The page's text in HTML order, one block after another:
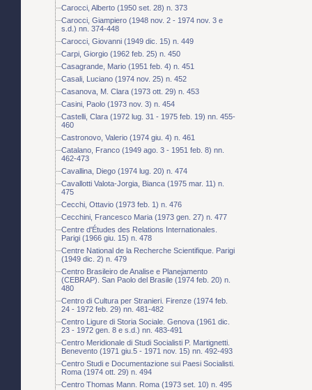
Carocci, Alberto (1950 set. 28) n. 373
Carocci, Giampiero (1948 nov. 2 - 1974 nov. 3 e
s.d.) nn. 374-448
Carocci, Giovanni (1949 dic. 15) n. 449
Carpi, Giorgio (1962 feb. 25) n. 450
Casagrande, Mario (1951 feb. 4) n. 451
Casali, Luciano (1974 nov. 25) n. 452
Casanova, M. Clara (1973 ott. 29) n. 453
Casini, Paolo (1973 nov. 3) n. 454
Castelli, Clara (1972 lug. 31 - 1975 feb. 19) nn. 455-
460
Castronovo, Valerio (1974 giu. 4) n. 461
Catalano, Franco (1949 ago. 3 - 1951 feb. 8) nn.
462-473
Cavallina, Diego (1974 lug. 20) n. 474
Cavallotti Valota-Jorgia, Bianca (1975 mar. 11) n.
475
Cecchi, Ottavio (1973 feb. 1) n. 476
Cecchini, Francesco Maria (1973 gen. 27) n. 477
Centre d'Études des Relations Internationales.
Parigi (1966 giu. 15) n. 478
Centre National de la Recherche Scientifique. Parigi
(1949 dic. 2) n. 479
Centro Brasileiro de Analise e Planejamento
(CEBRAP). San Paolo del Brasile (1974 feb. 20) n.
480
Centro di Cultura per Stranieri. Firenze (1974 feb.
24 - 1972 feb. 29) nn. 481-482
Centro Ligure di Storia Sociale. Genova (1961 dic.
23 - 1972 gen. 8 e s.d.) nn. 483-491
Centro Meridionale di Studi Socialisti P. Martignetti.
Benevento (1971 giu.5 - 1971 nov. 15) nn. 492-493
Centro Studi e Documentazione sui Paesi Socialisti.
Roma (1974 ott. 29) n. 494
Centro Thomas Mann. Roma (1973 set. 10) n. 495